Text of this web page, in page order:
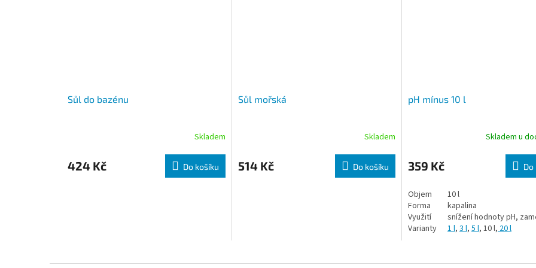
Sůl do bazénu
Skladem
424 Kč Do košíku
Sůl mořská
Skladem
514 Kč Do košíku
pH mínus 10 l
Skladem u
359 Kč Do
Objem
10 l
Forma
kapalina
Využití
snížení hodnoty pH,
Varianty
1 l, 3 l, 5 l, 10 l,20 l